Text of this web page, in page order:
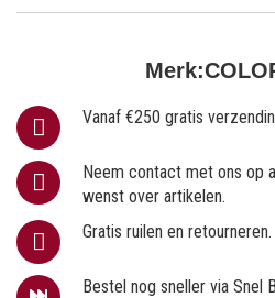
Merk:
Vanaf €250 gratis
Neem contact met ons op
wenst over artikelen.
Gratis ruilen en retourneren.
Bestel nog sneller via Snel